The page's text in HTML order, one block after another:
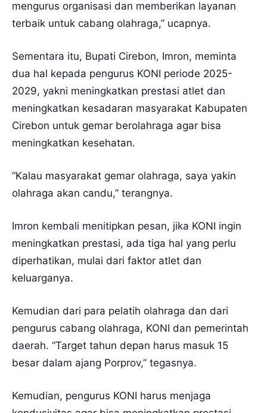
mengurus organisasi dan memberikan layanan
terbaik untuk cabang olahraga,” ucapnya.
Sementara itu, Bupati Cirebon, Imron, meminta
dua hal kepada pengurus KONI periode 2025-
2029, yakni meningkatkan prestasi atlet dan
meningkatkan kesadaran masyarakat Kabupaten
Cirebon untuk gemar berolahraga agar bisa
meningkatkan kesehatan.
“Kalau masyarakat gemar olahraga, saya yakin
olahraga akan candu,” terangnya.
Imron kembali menitipkan pesan, jika KONI ingin
meningkatkan prestasi, ada tiga hal yang perlu
diperhatikan, mulai dari faktor atlet dan
keluarganya.
Kemudian dari para pelatih olahraga dan dari
pengurus cabang olahraga, KONI dan pemerintah
daerah. “Target tahun depan harus masuk 15
besar dalam ajang Porprov,” tegasnya.
Kemudian, pengurus KONI harus menjaga